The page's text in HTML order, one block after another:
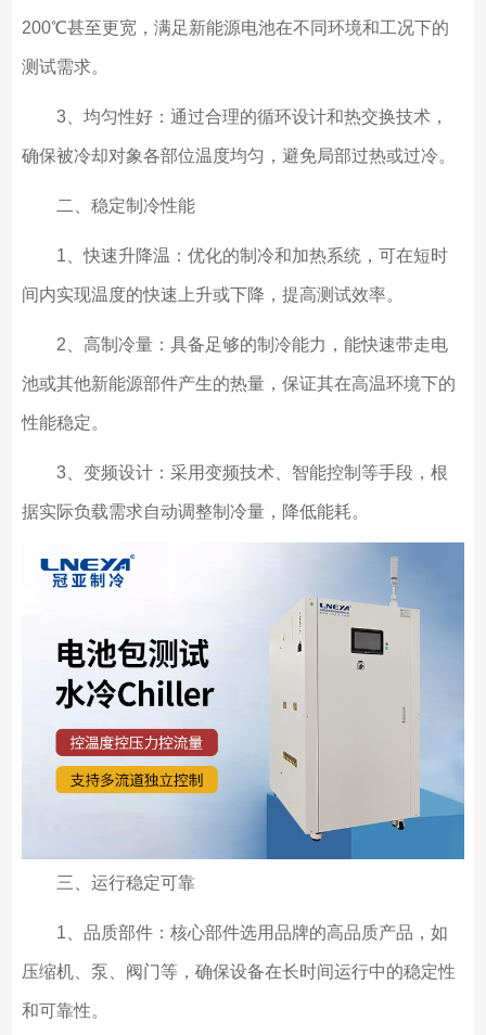
200℃甚至更宽，满足新能源电池在不同环境和工况下的
测试需求。
3、均匀性好：通过合理的循环设计和热交换技术，
确保被冷却对象各部位温度均匀，避免局部过热或过冷。
二、稳定制冷性能
1、快速升降温：优化的制冷和加热系统，可在短时
间内实现温度的快速上升或下降，提高测试效率。
2、高制冷量：具备足够的制冷能力，能快速带走电
池或其他新能源部件产生的热量，保证其在高温环境下的
性能稳定。
3、变频设计：采用变频技术、智能控制等手段，根
据实际负载需求自动调整制冷量，降低能耗。
三、运行稳定可靠
1、品质部件：核心部件选用品牌的高品质产品，如
压缩机、泵、阀门等，确保设备在长时间运行中的稳定性
和可靠性。